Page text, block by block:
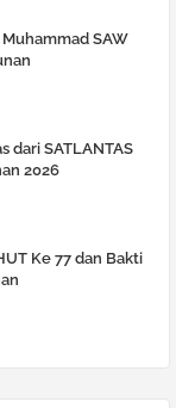
SAW
dari SATLANTAS
2026
Ke 77 dan Bakti